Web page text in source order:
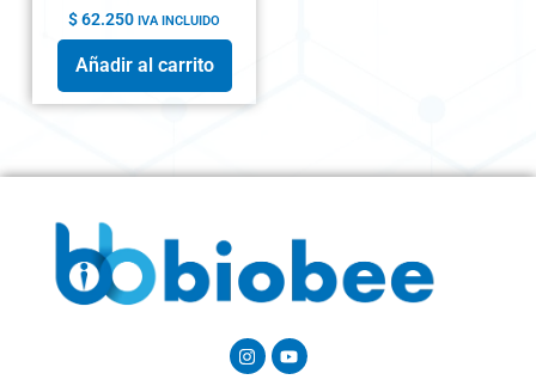
$62.250 IVA INCLUIDO
Añadir al carrito